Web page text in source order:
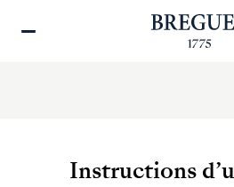
Instructions